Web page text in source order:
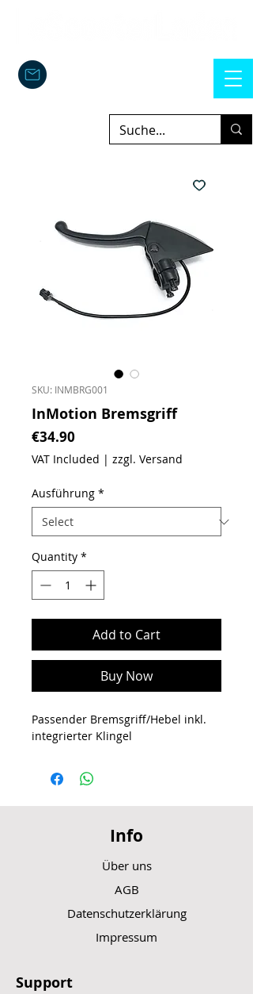
SKU: INMBRG001
InMotion Bremsgriff
€34.90
VAT Included | zzgl. Versand
Ausführung *
Quantity *
Add to Cart
Buy Now
Passender Bremsgriff/Hebel inkl.
integrierter Klingel
Info
Über uns
AGB
Datenschutzerklärung
Impressum
Support